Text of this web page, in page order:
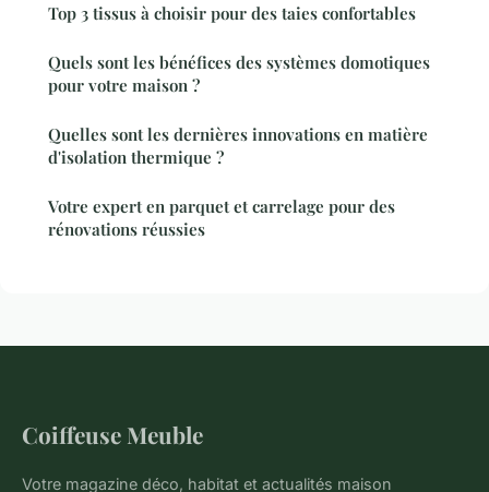
Top 3 tissus à choisir pour des taies confortables
Quels sont les bénéfices des systèmes domotiques
pour votre maison ?
Quelles sont les dernières innovations en matière
d'isolation thermique ?
Votre expert en parquet et carrelage pour des
rénovations réussies
Coiffeuse Meuble
Votre magazine déco, habitat et actualités maison